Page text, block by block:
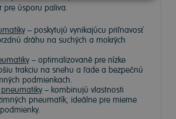
pre úsporu paliva.
– poskytujú vynikajúcu priľnavosť
dráhu na suchých a mokrých
– optimalizované pre nízke
trakciu na snehu a ľade a bezpečnú
podmienkach.
– kombinujú vlastnosti
pneumatík, ideálne pre mierne